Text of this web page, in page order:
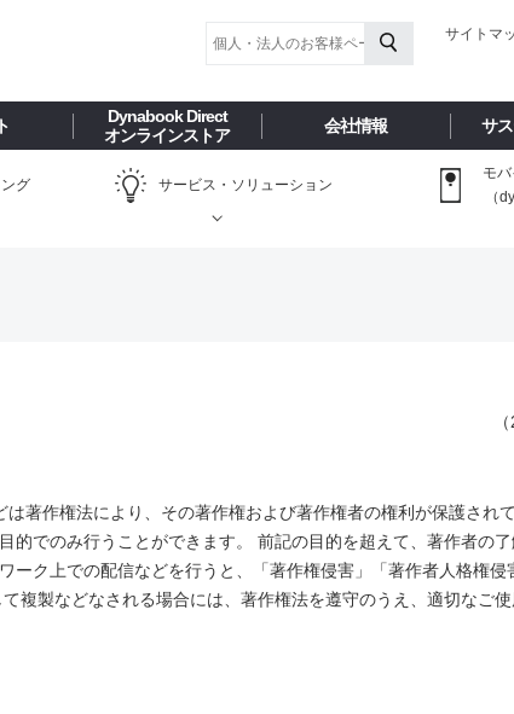
サイトマ
Dynabook Direct
オンラインストア
会社情報 サ
グ サービス・ ソリューション
モ
（
著作権法により、その著作権および著作権者の権利が保護され
的でのみ行うことができます。 前記の目的を超えて、著作者の
ーク上での配信などを行うと、「著作権侵害」「著作者人格権侵
複製などなされる場合には、著作権法を遵守のうえ、適切なご